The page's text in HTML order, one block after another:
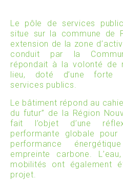
Le pôle de services
situe sur la commune de
extension de la zone
conduit par la
répondait à la volonté de
lieu, doté d’une forte
services publics.
Le bâtiment répond au
du futur” de la Région
fait l’objet d’une
performante globale
performance
empreinte carbone.
mobilités ont également
projet.